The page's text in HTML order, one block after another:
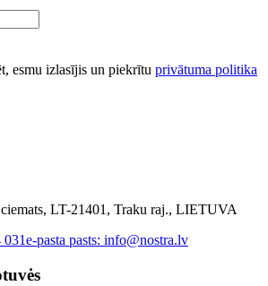
esmu izlasījis un piekrītu privātuma politika
ciemats, LT-21401, Traku raj., LIETUVA
031e-pasta pasts: info@nostra.lv